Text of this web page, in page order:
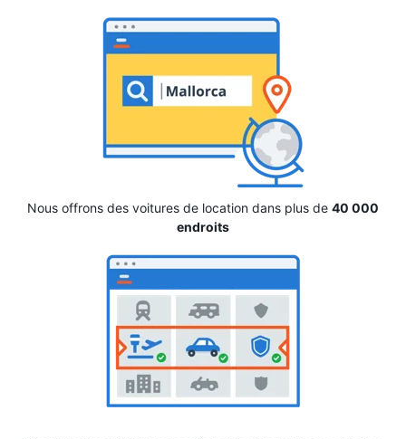
Nous offrons des voitures de location dans plus de 40 000
endroits